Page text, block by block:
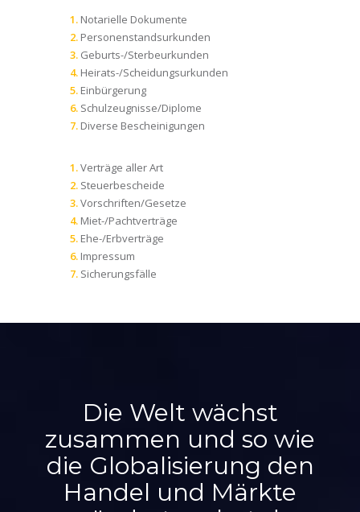
Notarielle Dokumente
Personenstandsurkunden
Geburts-/Sterbeurkunden
Heirats-/Scheidungsurkunden
Einbürgerung
Schulzeugnisse/Diplome
Diverse Bescheinigungen
Verträge aller Art
Steuerbescheide
Vorschriften/Gesetze
Miet-/Pachtverträge
Ehe-/Erbverträge
Impressum
Sicherungsfälle
Die Welt wächst
zusammen und so wie
die Globalisierung den
Handel und Märkte